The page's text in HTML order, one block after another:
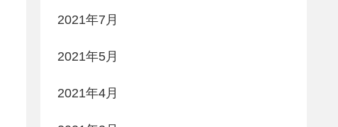
2021年7月
2021年5月
2021年4月